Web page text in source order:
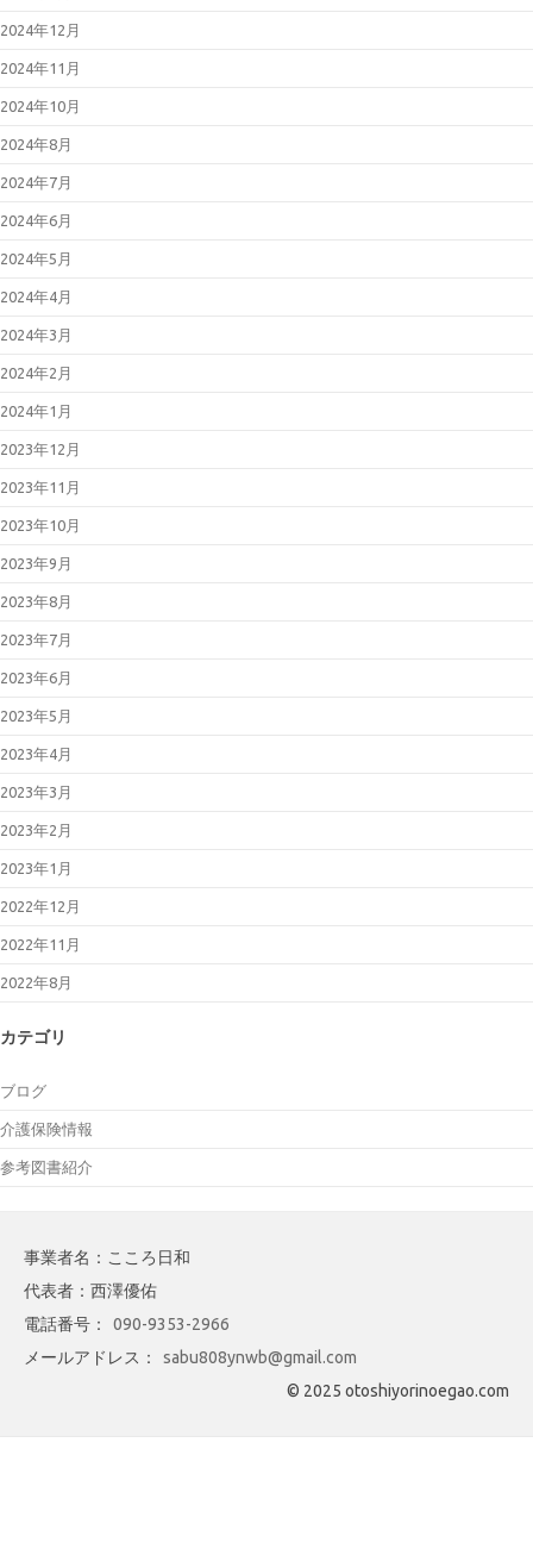
2024年12月
2024年11月
2024年10月
2024年8月
2024年7月
2024年6月
2024年5月
2024年4月
2024年3月
2024年2月
2024年1月
2023年12月
2023年11月
2023年10月
2023年9月
2023年8月
2023年7月
2023年6月
2023年5月
2023年4月
2023年3月
2023年2月
2023年1月
2022年12月
2022年11月
2022年8月
カテゴリ
ブログ
介護保険情報
参考図書紹介
事業者名：こころ日和
代表者：西澤優佑
電話番号：
090-9353-2966
メールアドレス：
sabu808ynwb@gmail.com
© 2025 otoshiyorinoegao.com